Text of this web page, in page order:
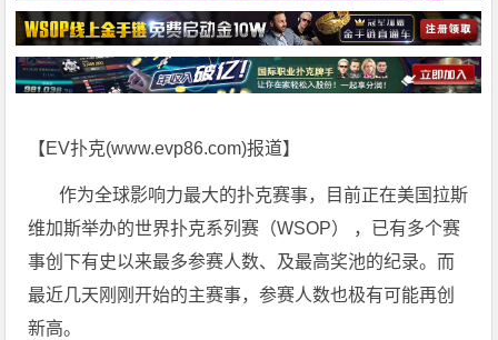
【EV扑克(www.evp86.com)报道】
作为全球影响力最大的扑克赛事，目前正在美国拉斯
维加斯举办的世界扑克系列赛（WSOP） ，已有多个赛
事创下有史以来最多参赛人数、及最高奖池的纪录。而
最近几天刚刚开始的主赛事，参赛人数也极有可能再创
新高。